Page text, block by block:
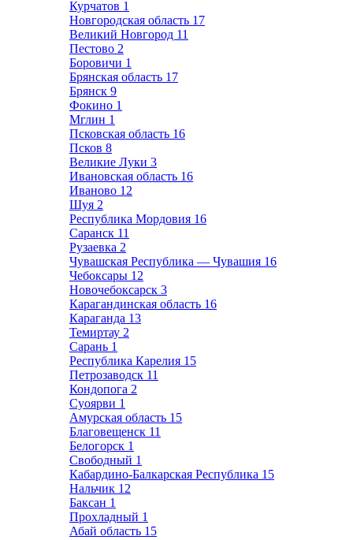
Курчатов 1
Новгородская область 17
Великий Новгород 11
Пестово 2
Боровичи 1
Брянская область 17
Брянск 9
Фокино 1
Мглин 1
Псковская область 16
Псков 8
Великие Луки 3
Ивановская область 16
Иваново 12
Шуя 2
Республика Мордовия 16
Саранск 11
Рузаевка 2
Чувашская Республика — Чувашия 16
Чебоксары 12
Новочебоксарск 3
Карагандинская область 16
Караганда 13
Темиртау 2
Сарань 1
Республика Карелия 15
Петрозаводск 11
Кондопога 2
Суоярви 1
Амурская область 15
Благовещенск 11
Белогорск 1
Свободный 1
Кабардино-Балкарская Республика 15
Нальчик 12
Баксан 1
Прохладный 1
Абай область 15